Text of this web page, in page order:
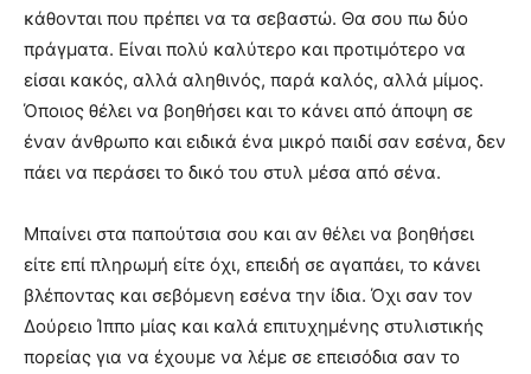
κάθονται που πρέπει να τα σεβαστώ. Θα σου πω δύο
πράγματα. Είναι πολύ καλύτερο και προτιμότερο να
είσαι κακός, αλλά αληθινός, παρά καλός, αλλά μίμος.
Όποιος θέλει να βοηθήσει και το κάνει από άποψη σε
έναν άνθρωπο και ειδικά ένα μικρό παιδί σαν εσένα, δεν
πάει να περάσει το δικό του στυλ μέσα από σένα.
Μπαίνει στα παπούτσια σου και αν θέλει να βοηθήσει
είτε επί πληρωμή είτε όχι, επειδή σε αγαπάει, το κάνει
βλέποντας και σεβόμενη εσένα την ίδια. Όχι σαν τον
Δούρειο Ίππο μίας και καλά επιτυχημένης στυλιστικής
πορείας για να έχουμε να λέμε σε επεισόδια σαν το